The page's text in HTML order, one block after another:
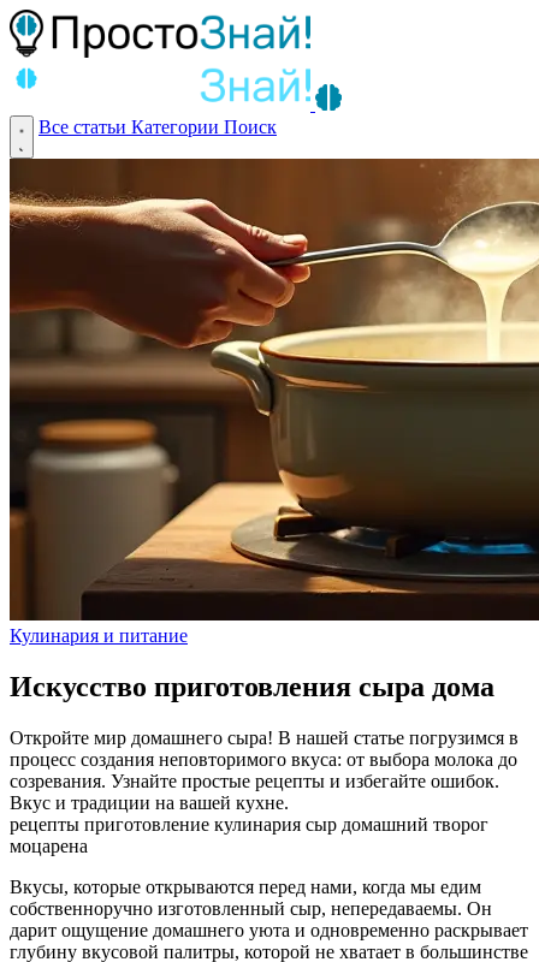
Все статьи Категории Поиск
Кулинария и питание
Искусство приготовления сыра дома
Откройте мир домашнего сыра! В нашей статье погрузимся в
процесс создания неповторимого вкуса: от выбора молока до
созревания. Узнайте простые рецепты и избегайте ошибок.
Вкус и традиции на вашей кухне.
рецепты приготовление кулинария сыр домашний творог
моцарена
Вкусы, которые открываются перед нами, когда мы едим
собственноручно изготовленный сыр, непередаваемы. Он
дарит ощущение домашнего уюта и одновременно раскрывает
глубину вкусовой палитры, которой не хватает в большинстве